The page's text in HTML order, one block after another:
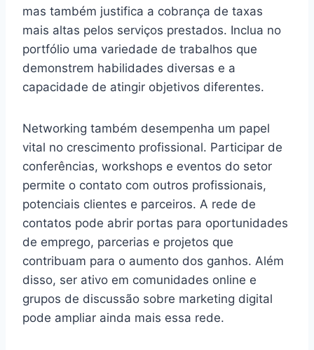
mas também justifica a cobrança de taxas
mais altas pelos serviços prestados. Inclua no
portfólio uma variedade de trabalhos que
demonstrem habilidades diversas e a
capacidade de atingir objetivos diferentes.
Networking também desempenha um papel
vital no crescimento profissional. Participar de
conferências, workshops e eventos do setor
permite o contato com outros profissionais,
potenciais clientes e parceiros. A rede de
contatos pode abrir portas para oportunidades
de emprego, parcerias e projetos que
contribuam para o aumento dos ganhos. Além
disso, ser ativo em comunidades online e
grupos de discussão sobre marketing digital
pode ampliar ainda mais essa rede.